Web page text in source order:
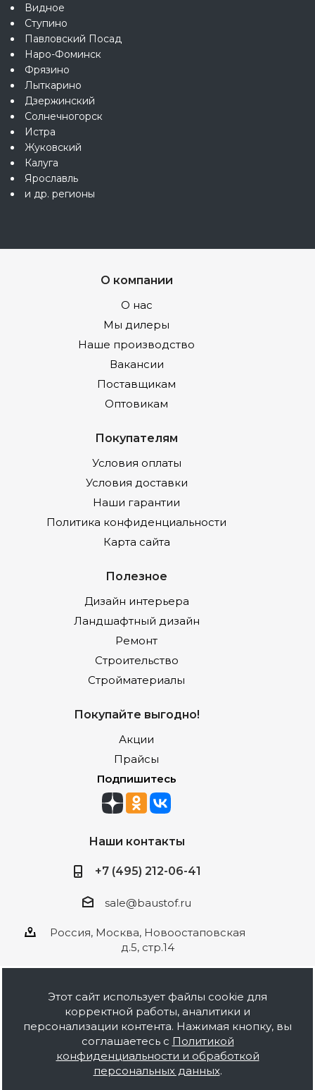
Видное
Ступино
Павловский Посад
Наро-Фоминск
Фрязино
Лыткарино
Дзержинский
Солнечногорск
Истра
Жуковский
Калуга
Ярославль
и др. регионы
О компании
О нас
Мы дилеры
Наше производство
Вакансии
Поставщикам
Оптовикам
Покупателям
Условия оплаты
Условия доставки
Наши гарантии
Политика конфиденциальности
Карта сайта
Полезное
Дизайн интерьера
Ландшафтный дизайн
Ремонт
Строительство
Стройматериалы
Покупайте выгодно!
Акции
Прайсы
Подпишитесь
Наши контакты
+7 (495) 212-06-41
sale@baustof.ru
Россия, Москва, Новоостаповская
д.5, стр.14
2026 © ООО Баустов. Собственное
производство лакокрасочной продукции,
оптовая и розничная продажа строительных
материалов, комплектация объектов под ключ.
Информация на сайте носит ознакомительный
Этот сайт использует файлы cookie для
корректной работы, аналитики и
персонализации контента. Нажимая кнопку, вы
соглашаетесь с Политикой
конфиденциальности и обработкой
персональных данных.